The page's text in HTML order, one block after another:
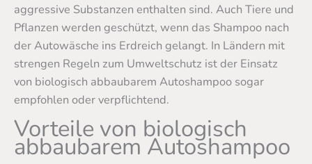
aggressive Substanzen enthalten sind. Auch Tiere und
Pflanzen werden geschützt, wenn das Shampoo nach
der Autowäsche ins Erdreich gelangt. In Ländern mit
strengen Regeln zum Umweltschutz ist der Einsatz
von biologisch abbaubarem Autoshampoo sogar
empfohlen oder verpflichtend.
Vorteile von biologisch
abbaubarem Autoshampoo